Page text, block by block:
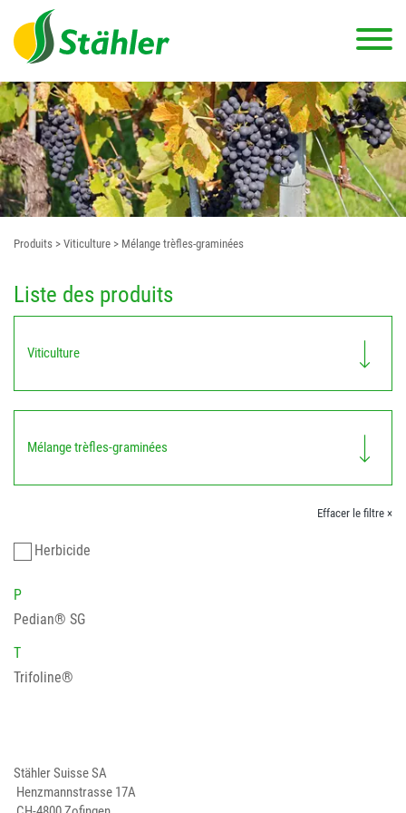
Produits > Viticulture > Mélange trèfles-graminées
Liste des produits
Viticulture
Mélange trèfles-graminées
Effacer le filtre ×
Herbicide
P
Pedian® SG
T
Trifoline®
Stähler Suisse SA
Henzmannstrasse 17A